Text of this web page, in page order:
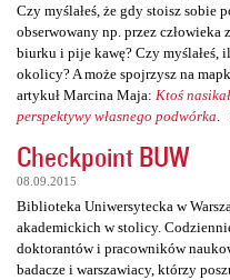
Czy myślałeś, że gdy stoisz sobie
obserwowany np. przez
biurku i pije kawę? Czy myślałeś,
okolicy? A może spojrzysz na
artykuł Marcina Maja: Ktoś
perspektywy własnego podwórka
Checkpoint BUW
08.09.2015
Biblioteka Uniwersytecka w
akademickich w stolicy.
doktorantów i pracowników
badacze i warszawiacy, którzy